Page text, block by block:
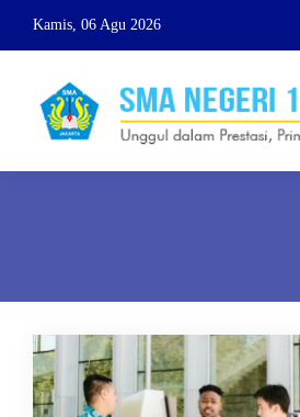
Kamis, 06 Agu 2026